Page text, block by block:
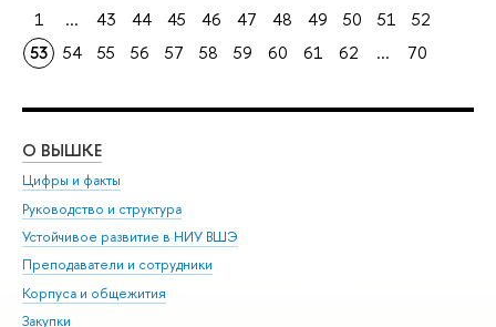
1 ... 43 44 45 46 47 48 49 50 51
52
53
54 55 56 57 58 59 60 61 62 ... 70
О ВЫШКЕ
Цифры и факты
Руководство и структура
Устойчивое развитие в НИУ ВШЭ
Преподаватели и сотрудники
Корпуса и общежития
Закупки